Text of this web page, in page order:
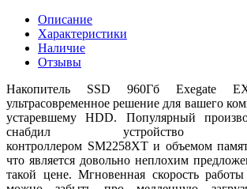
Описание
Характеристики
Наличие
Отзывы
Накопитель SSD 960Гб Exegate
ультрасовременное решение для вашего
устаревшему HDD. Популярный
снабдил устройство
контроллером SM2258XT и объемом
что является довольно неплохим
такой цене. Мгновенная скорость